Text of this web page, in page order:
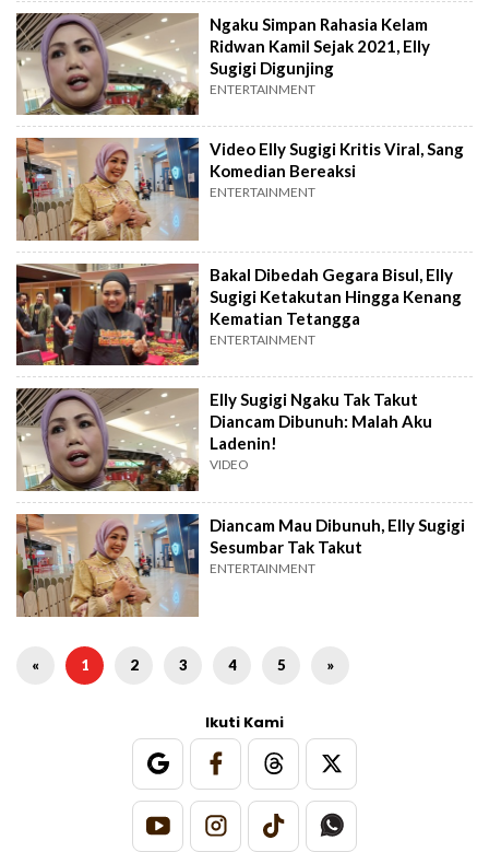
Ngaku Simpan Rahasia Kelam
Ridwan Kamil Sejak 2021, Elly
Sugigi Digunjing
ENTERTAINMENT
Video Elly Sugigi Kritis Viral, Sang
Komedian Bereaksi
ENTERTAINMENT
Bakal Dibedah Gegara Bisul, Elly
Sugigi Ketakutan Hingga Kenang
Kematian Tetangga
ENTERTAINMENT
Elly Sugigi Ngaku Tak Takut
Diancam Dibunuh: Malah Aku
Ladenin!
VIDEO
Diancam Mau Dibunuh, Elly Sugigi
Sesumbar Tak Takut
ENTERTAINMENT
« 1 2 3 4 5 »
Ikuti Kami